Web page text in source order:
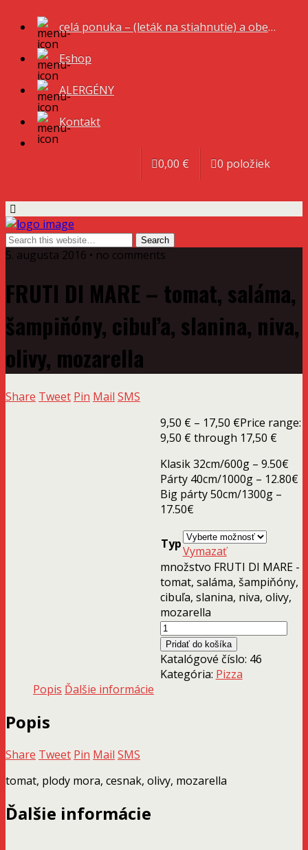
celá ponuka – (leták na stiahnutie) a obedové menu
Eshop
ALERGÉNY
Kontakt
0 položiek
0,00 €
5. augusta 2016 • no comments
FRUTI DI MARE – tomat, saláma,
šampiňóny, cibuľa, slanina, niva,
olivy, mozarella
Share Tweet Pin Mail SMS
9,50 € – 17,50 €Price range:
9,50 € through 17,50 €
Klasik 32cm/600g – 9.50€
Párty 40cm/1000g – 12.80€
Big párty 50cm/1300g –
17.50€
TypVymazať
množstvo FRUTI DI MARE -
tomat, saláma, šampiňóny,
cibuľa, slanina, niva, olivy,
mozarella
Pridať do košíka
Katalógové číslo: 46
Kategória: Pizza
Popis Ďalšie informácie
Popis
Share Tweet Pin Mail SMS
tomat, plody mora, cesnak, olivy, mozarella
Ďalšie informácie